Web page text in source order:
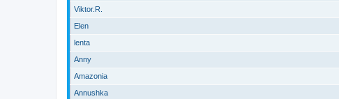
Viktor.R.
Elen
lenta
Anny
Amazonia
Annushka